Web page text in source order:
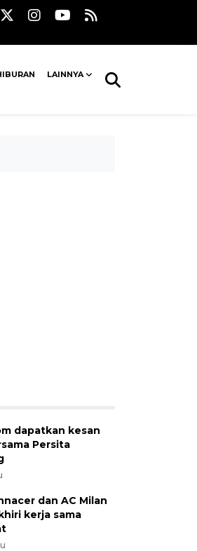
LAINNYA
dapatkan kesan
Persita
dan AC Milan
kerja sama